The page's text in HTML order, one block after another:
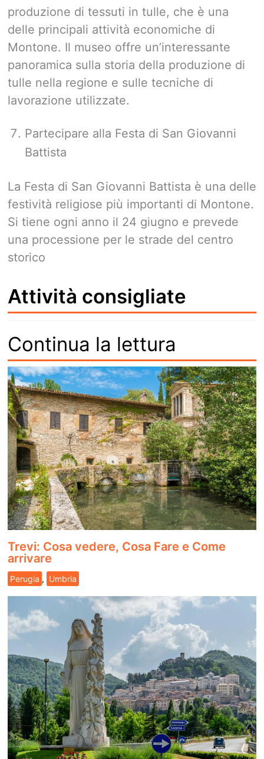
produzione di tessuti in tulle, che è una
delle principali attività economiche di
Montone. Il museo offre un’interessante
panoramica sulla storia della produzione di
tulle nella regione e sulle tecniche di
lavorazione utilizzate.
Partecipare alla Festa di San Giovanni
Battista
La Festa di San Giovanni Battista è una delle
festività religiose più importanti di Montone.
Si tiene ogni anno il 24 giugno e prevede
una processione per le strade del centro
storico
Attività consigliate
Continua la lettura
Trevi: Cosa vedere, Cosa Fare e Come
arrivare
Perugia , Umbria